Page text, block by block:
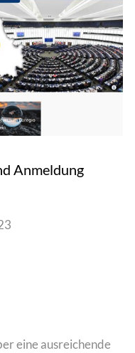
Anmeldung
eine ausreichende